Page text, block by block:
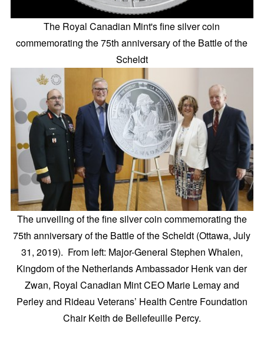
The Royal Canadian Mint's fine silver coin
commemorating the 75th anniversary of the Battle of the
Scheldt
The unveiling of the fine silver coin commemorating the
75th anniversary of the Battle of the Scheldt (Ottawa, July
31, 2019). From left: Major-General Stephen Whalen,
Kingdom of the Netherlands Ambassador Henk van der
Zwan, Royal Canadian Mint CEO Marie Lemay and
Perley and Rideau Veterans’ Health Centre Foundation
Chair Keith de Bellefeuille Percy.